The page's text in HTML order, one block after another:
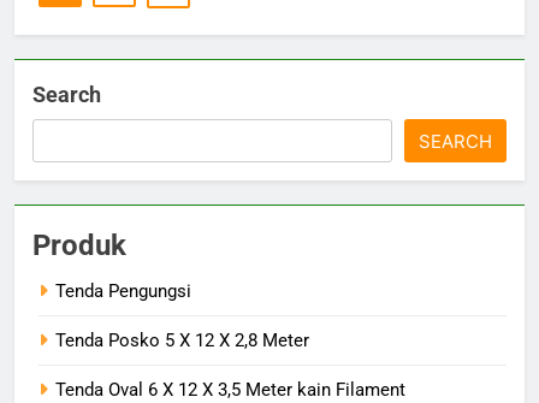
Search
SEARCH
Produk
Tenda Pengungsi
Tenda Posko 5 X 12 X 2,8 Meter
Tenda Oval 6 X 12 X 3,5 Meter kain Filament